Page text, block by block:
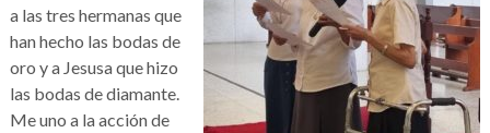
a las tres hermanas que
han hecho las bodas de
oro y a Jesusa que hizo
las bodas de diamante.
Me uno a la acción de